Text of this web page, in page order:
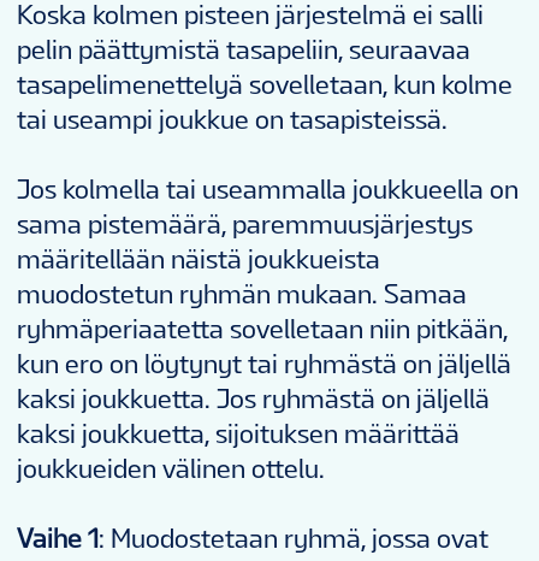
Koska kolmen pisteen järjestelmä ei salli
pelin päättymistä tasapeliin, seuraavaa
tasapelimenettelyä sovelletaan, kun kolme
tai useampi joukkue on tasapisteissä.
Jos kolmella tai useammalla joukkueella on
sama pistemäärä, paremmuusjärjestys
määritellään näistä joukkueista
muodostetun ryhmän mukaan. Samaa
ryhmäperiaatetta sovelletaan niin pitkään,
kun ero on löytynyt tai ryhmästä on jäljellä
kaksi joukkuetta. Jos ryhmästä on jäljellä
kaksi joukkuetta, sijoituksen määrittää
joukkueiden välinen ottelu.
Vaihe 1: Muodostetaan ryhmä, jossa ovat